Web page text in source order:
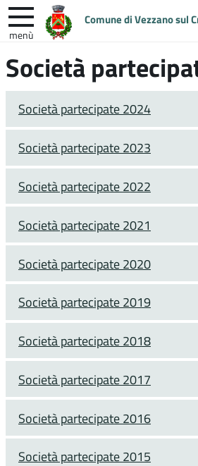
Comune di Vezzano sul
menù
nel
sito
ENTRA IN COMUNE
UNIONE COLLINE
Società
Società partecipate 2024
Società partecipate 2023
Società partecipate 2022
Società partecipate 2021
Società partecipate 2020
Società partecipate 2019
Società partecipate 2018
Società partecipate 2017
Società partecipate 2016
Società partecipate 2015